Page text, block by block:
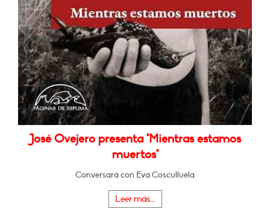
José Ovejero presenta "Mientras estamos
muertos"
Conversará con Eva Cosculluela
Leer más...